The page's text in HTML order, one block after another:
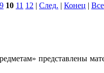
9 10 11 12 | След. | Конец | Все
представлены